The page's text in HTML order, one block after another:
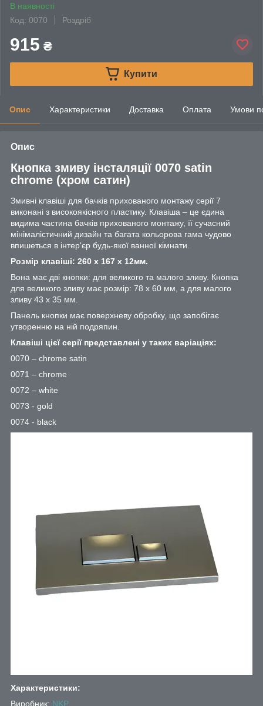
В наявності
Код: 0070
Роздріб
915 ₴
Купити
Опис Характеристики Доставка Оплата Умови
Опис
Кнопка змиву інсталяції 0070 satin
chrome (хром сатин)
Змивні клавіші для бачків прихованого монтажу серії 7
виконані з високоякісного пластику. Клавіша – це єдина
видима частина бачків прихованого монтажу, її сучасний
мінімалістичний дизайн та багата кольорова гама чудово
впишеться в інтер'єр будь-якої ванної кімнати.
Розмір клавіші: 260 х 167 х 12мм.
Вона має дві кнопки: для великого та малого зливу. Кнопка
для великого зливу має розмір: 78 х 60 мм, а для малого
зливу 43 х 35 мм.
Панель кнопки має поверхневу обробку, що запобігає
утворенню на ній подряпин.
Клавіші цієї серії представлені у таких варіаціях:
0070 – chrome satin
0071 – chrome
0072 – white
0073 - gold
0074 - black
Характеристики:
Виробник: NKP